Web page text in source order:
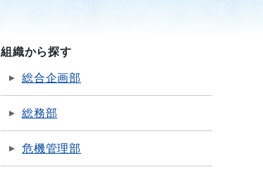
組織から探す
総合企画部
総務部
危機管理部